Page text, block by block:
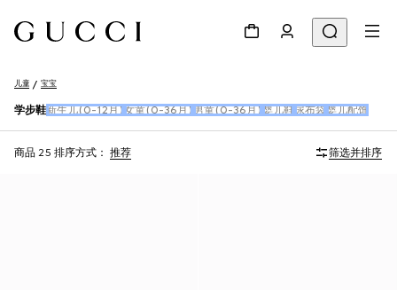
儿童 宝宝
学步鞋 新生儿(0-12月) 女童(0-36月) 男童(0-36月) 婴儿鞋 尿布袋 婴儿配饰
商品 25 排序方式： 推荐 筛选并排序